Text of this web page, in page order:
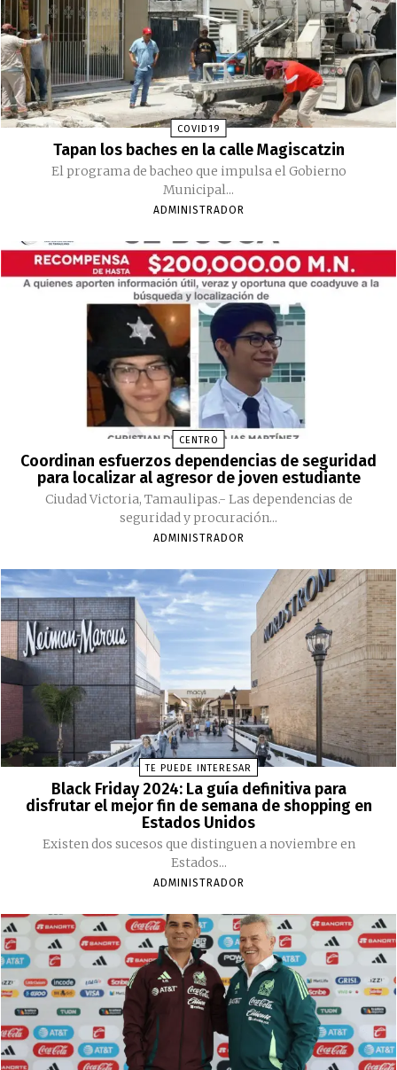
COVID19
Tapan los baches en la calle Magiscatzin
El programa de bacheo que impulsa el Gobierno
Municipal...
ADMINISTRADOR
CENTRO
Coordinan esfuerzos dependencias de seguridad
para localizar al agresor de joven estudiante
Ciudad Victoria, Tamaulipas.- Las dependencias de
seguridad y procuración...
ADMINISTRADOR
TE PUEDE INTERESAR
Black Friday 2024: La guía definitiva para
disfrutar el mejor fin de semana de shopping en
Estados Unidos
Existen dos sucesos que distinguen a noviembre en
Estados...
ADMINISTRADOR